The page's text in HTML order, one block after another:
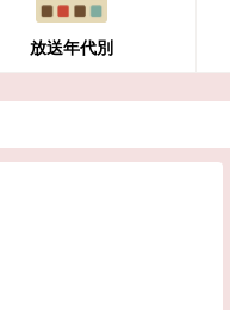
放送年代別